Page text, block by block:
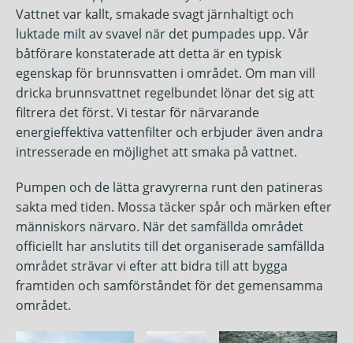
Vattnet var kallt, smakade svagt järnhaltigt och
luktade milt av svavel när det pumpades upp. Vår
båtförare konstaterade att detta är en typisk
egenskap för brunnsvatten i området. Om man vill
dricka brunnsvattnet regelbundet lönar det sig att
filtrera det först. Vi testar för närvarande
energieffektiva vattenfilter och erbjuder även andra
intresserade en möjlighet att smaka på vattnet.
Pumpen och de lätta gravyrerna runt den patineras
sakta med tiden. Mossa täcker spår och märken efter
människors närvaro. När det samfällda området
officiellt har anslutits till det organiserade samfällda
området strävar vi efter att bidra till att bygga
framtiden och samförståndet för det gemensamma
området.